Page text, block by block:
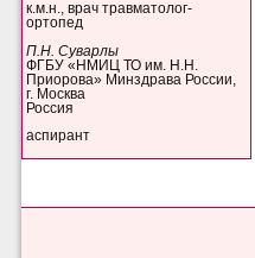
к.м.н., врач травматолог-
ортопед
П.Н. Суварлы
ФГБУ «НМИЦ ТО им. Н.Н.
Приорова» Минздрава России,
г. Москва
Россия
аспирант